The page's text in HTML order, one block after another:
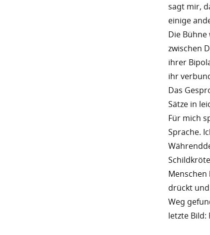
sagt mir,
einige
Die
zwischen
ihrer
ihr
Das
Sätze in
Für mich
Sprache.
drückt
Weg
letzte Bild: